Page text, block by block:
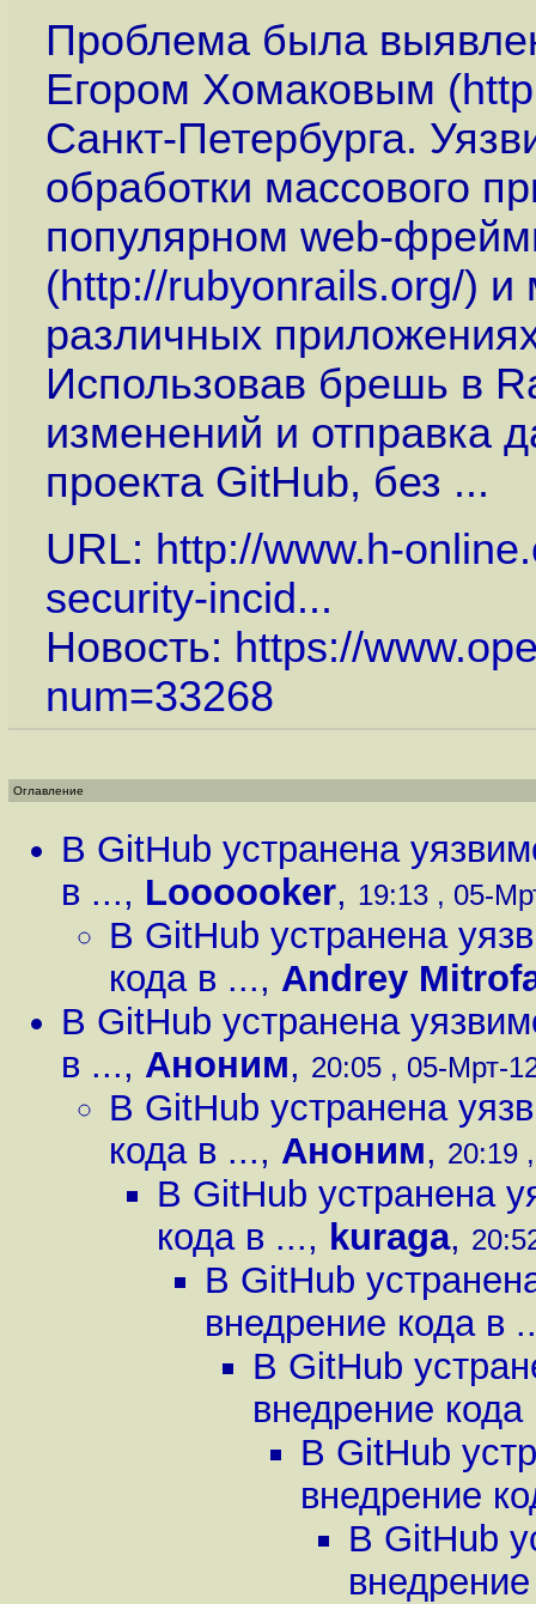
Проблема была
Егором Хомаковым (
Санкт-Петербурга.
обработки массового
популярном web-
(http://rubyonrails.org/) и
различных
Использовав брешь в
изменений и отправка
проекта GitHub, без ...
URL: http://www.h-
security-incid...
Новость: https://
num=33268
Оглавление
В GitHub устранена
в ..., Loooooker, 19:13 , 05-
В GitHub устранена
кода в ..., Andrey
В GitHub устранена
в ..., Аноним, 20:05 , 05-Мрт-
В GitHub устранена
кода в ..., Аноним, 20:19
В GitHub устранена
кода в ..., kuraga,
В GitHub
внедрение кода в
В GitHub
внедрение кода
В GitHub
внедрение
В GitHub